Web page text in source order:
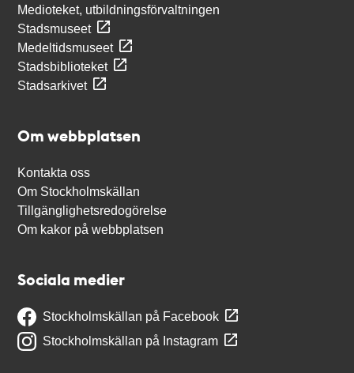
Medioteket, utbildningsförvaltningen
Stadsmuseet
Medeltidsmuseet
Stadsbiblioteket
Stadsarkivet
Om webbplatsen
Kontakta oss
Om Stockholmskällan
Tillgänglighetsredogörelse
Om kakor på webbplatsen
Sociala medier
Stockholmskällan på Facebook
Stockholmskällan på Instagram